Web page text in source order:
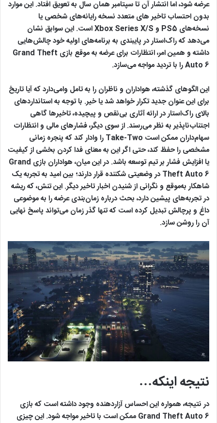
عرضه شود، اما انتشار آن تا سپتامبر همان سال به تعویق افتاد. این موارد
بدون احتساب تاخیر های متعدد نسخه رایانه‌های شخصی یا
نسخه‌های PS5 و Xbox Series X/S است. این سوابق نشان
می‌دهد که راک‌استار در پایبندی به برنامه‌های اولیه خود چالش‌هایی
داشته و همین امر، انتظارات برای عرضه به‌ موقع بازی Grand Theft
Auto 6 را با تردید مواجه می‌سازد.
این الگوهای گذشته، هواداران و ناظران را به تامل وامی‌دارد که آیا تاریخ
برای این عنوان جدید تکرار خواهد شد یا خیر. با توجه به استانداردهای
بالای راک‌استار در ارائه آثاری بی‌نقص و پیچیده، تاخیرها گاهی
اجتناب‌ناپذیر به نظر می‌رسند. از سوی دیگر، فشارهای مالی و انتظارات
سهام‌داران ممکن است Take-Two را وادار کند که پنجره زمانی
مشخصی را حفظ کند، حتی اگر این به معنای فدا کردن بخشی از کیفیت
یا افزایش فشار بر تیم توسعه باشد. در این میان، هواداران بازی Grand
Theft Auto 6 در وضعیتی شکننده قرار دارند؛ بین امید به تجربه یک
شاهکار به‌موقع و نگرانی از شنیدن اخبار تاخیر دیگر. این تنش، که ریشه
در تجربه‌های پیشین دارد، بحث درباره زمان‌بندی عرضه را به موضوعی
داغ و پرچالش تبدیل کرده است که تنها گذر زمان می‌تواند پاسخ نهایی
آن را روشن سازد.
نتیجه اینکه…
در نتیجه، همواره این احساس آزاردهنده وجود داشته است که بازی
Grand Theft Auto 6 ممکن است با تاخیر مواجه شود. این چیزی